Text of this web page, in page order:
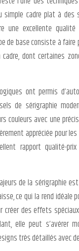
simple cadre plat à des
une excellente qualité
de base consiste à faire
dont certaines
ont permis
de sérigraphie
couleurs avec une
appréciée pour
rapport qualité-
de la sérigraphie
ce qui la rend idéale
créer des effets
elle peut s’avérer
très détaillés avec